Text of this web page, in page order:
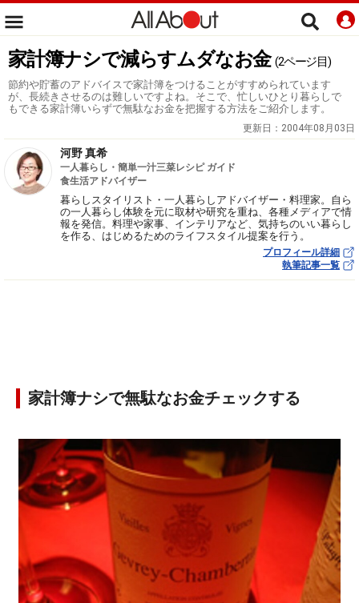
家計簿ナシで減らすムダなお金 (2ページ目)
節約や貯蓄のアドバイスで家計簿をつけることがすすめられています
が、長続きさせるのは難しいですよね。そこで、忙しいひとり暮らしで
もできる家計簿いらずで無駄なお金を把握する方法をご紹介します。
更新日： 2004年08月03日
河野 真希
一人暮らし・簡単一汁三菜レシピ ガイド
食生活アドバイザー
暮らしスタイリスト・一人暮らしアドバイザー・料理家。自ら
の一人暮らし体験を元に取材や研究を重ね、各種メディアで情
報を発信。料理や家事、インテリアなど、気持ちのいい暮らし
を作る、はじめるためのライフスタイル提案を行う。
プロフィール詳細
執筆記事一覧
家計簿ナシで無駄なお金チェックする